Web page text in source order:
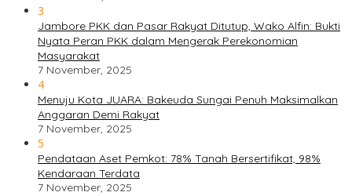
3
Jambore PKK dan Pasar Rakyat Ditutup, Wako Alfin: Bukti
Nyata Peran PKK dalam Mengerak Perekonomian
Masyarakat
7 November, 2025
4
Menuju Kota JUARA: Bakeuda Sungai Penuh Maksimalkan
Anggaran Demi Rakyat
7 November, 2025
5
Pendataan Aset Pemkot: 78% Tanah Bersertifikat, 98%
Kendaraan Terdata
7 November, 2025